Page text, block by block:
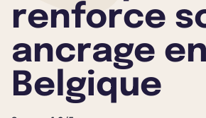
renforce
ancrage en
Belgique